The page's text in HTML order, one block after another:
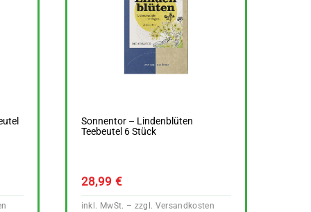
Sonnentor – Lindenblüten
Teebeutel 6 Stück
28,99 €